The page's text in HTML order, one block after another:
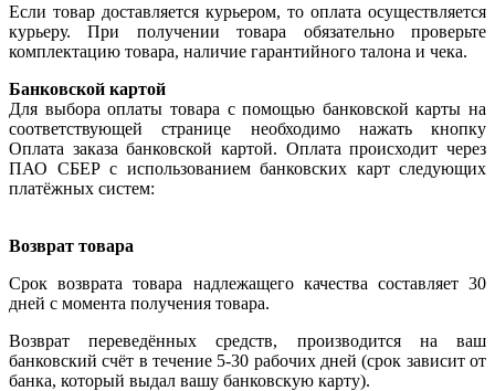
Если товар доставляется курьером, то оплата осуществляется
курьеру. При получении товара обязательно проверьте
комплектацию товара, наличие гарантийного талона и чека.
Банковской картой
Для выбора оплаты товара с помощью банковской карты на
соответствующей странице необходимо нажать кнопку
Оплата заказа банковской картой. Оплата происходит через
ПАО СБЕР с использованием банковских карт следующих
платёжных систем:
Возврат товара
Срок возврата товара надлежащего качества составляет 30
дней с момента получения товара.
Возврат переведённых средств, производится на ваш
банковский счёт в течение 5-30 рабочих дней (срок зависит от
банка, который выдал вашу банковскую карту).